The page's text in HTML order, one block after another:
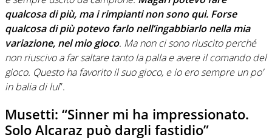
qualcosa di più, ma i rimpianti non sono qui. Forse
qualcosa di più potevo farlo nell’ingabbiarlo nella mia
variazione, nel mio gioco. Ma non ci sono riuscito perché
non riuscivo a far saltare tanto la palla e avere il comando del
gioco. Questo ha favorito il suo gioco, e io ero sempre un po’
in balia di lui”.
Musetti: “Sinner mi ha impressionato.
Solo Alcaraz può dargli fastidio”